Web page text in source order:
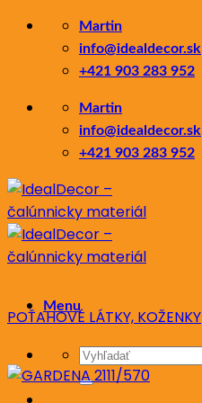
Skip
content
Martin
info@idealdecor.sk
+421 903 283 952
Martin
info@idealdecor.sk
+421 903 283 952
Menu
Hľadať:
POŤAHOVÉ LÁTKY, KOŽENKY